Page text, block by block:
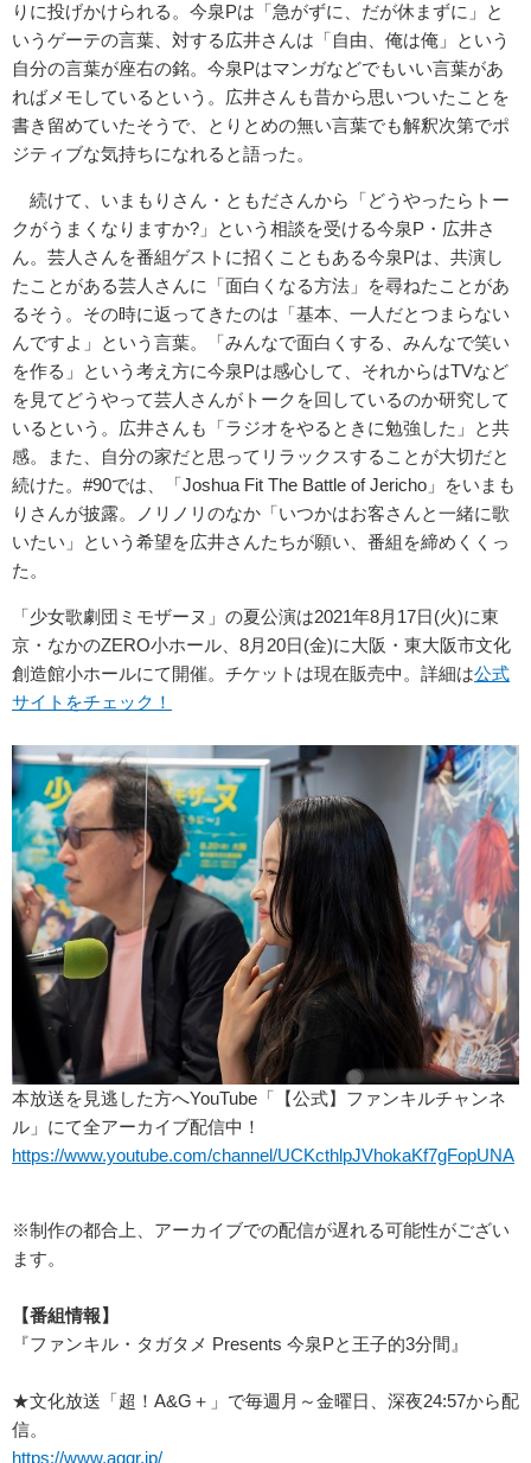
りに投げかけられる。今泉Pは「急がずに、だが休まずに」と
いうゲーテの言葉、対する広井さんは「自由、俺は俺」という
自分の言葉が座右の銘。今泉Pはマンガなどでもいい言葉があ
ればメモしているという。広井さんも昔から思いついたことを
書き留めていたそうで、とりとめの無い言葉でも解釈次第でポ
ジティブな気持ちになれると語った。
続けて、いまもりさん・ともださんから「どうやったらトー
クがうまくなりますか?」という相談を受ける今泉P・広井さ
ん。芸人さんを番組ゲストに招くこともある今泉Pは、共演し
たことがある芸人さんに「面白くなる方法」を尋ねたことがあ
るそう。その時に返ってきたのは「基本、一人だとつまらない
んですよ」という言葉。「みんなで面白くする、みんなで笑い
を作る」という考え方に今泉Pは感心して、それからはTVなど
を見てどうやって芸人さんがトークを回しているのか研究して
いるという。広井さんも「ラジオをやるときに勉強した」と共
感。また、自分の家だと思ってリラックスすることが大切だと
続けた。#90では、「Joshua Fit The Battle of Jericho」をいまも
りさんが披露。ノリノリのなか「いつかはお客さんと一緒に歌
いたい」という希望を広井さんたちが願い、番組を締めくくっ
た。
「少女歌劇団ミモザーヌ」の夏公演は2021年8月17日(火)に東
京・なかのZERO小ホール、8月20日(金)に大阪・東大阪市文化
創造館小ホールにて開催。チケットは現在販売中。詳細は公式
サイトをチェック！
本放送を見逃した方へYouTube「【公式】ファンキルチャンネ
ル」にて全アーカイブ配信中！
https://www.youtube.com/channel/UCKcthlpJVhokaKf7gFopUNA
※制作の都合上、アーカイブでの配信が遅れる可能性がござい
ます。
【番組情報】
『ファンキル・タガタメ Presents 今泉Pと王子的3分間』
★文化放送「超！A&G＋」で毎週月～金曜日、深夜24:57から配
信。
https://www.agqr.jp/